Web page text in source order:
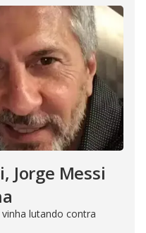
Jorge Messi
lutando contra